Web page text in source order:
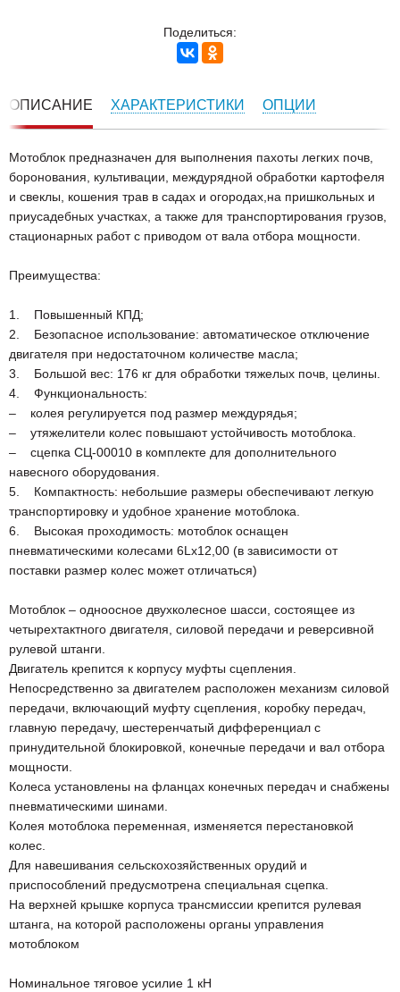
Поделиться:
ОПИСАНИЕ ХАРАКТЕРИСТИКИ ОПЦИИ
Мотоблок предназначен для выполнения пахоты легких почв,
боронования, культивации, междурядной обработки картофеля
и свеклы, кошения трав в садах и огородах,на пришкольных и
приусадебных участках, а также для транспортирования грузов,
стационарных работ с приводом от вала отбора мощности.
Преимущества:
1. Повышенный КПД;
2. Безопасное использование: автоматическое отключение
двигателя при недостаточном количестве масла;
3. Большой вес: 176 кг для обработки тяжелых почв, целины.
4. Функциональность:
– колея регулируется под размер междурядья;
– утяжелители колес повышают устойчивость мотоблока.
– сцепка СЦ-00010 в комплекте для дополнительного
навесного оборудования.
5. Компактность: небольшие размеры обеспечивают легкую
транспортировку и удобное хранение мотоблока.
6. Высокая проходимость: мотоблок оснащен
пневматическими колесами 6Lх12,00 (в зависимости от
поставки размер колес может отличаться)
Мотоблок – одноосное двухколесное шасси, состоящее из
четырехтактного двигателя, силовой передачи и реверсивной
рулевой штанги.
Двигатель крепится к корпусу муфты сцепления.
Непосредственно за двигателем расположен механизм силовой
передачи, включающий муфту сцепления, коробку передач,
главную передачу, шестеренчатый дифференциал с
принудительной блокировкой, конечные передачи и вал отбора
мощности.
Колеса установлены на фланцах конечных передач и снабжены
пневматическими шинами.
Колея мотоблока переменная, изменяется перестановкой
колес.
Для навешивания сельскохозяйственных орудий и
приспособлений предусмотрена специальная сцепка.
На верхней крышке корпуса трансмиссии крепится рулевая
штанга, на которой расположены органы управления
мотоблоком
Номинальное тяговое усилие 1 кН